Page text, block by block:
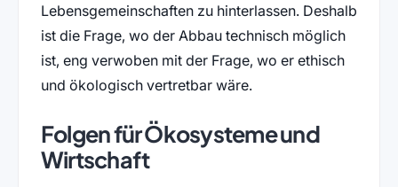
Lebensgemeinschaften zu hinterlassen. Deshalb
ist die Frage, wo der Abbau technisch möglich
ist, eng verwoben mit der Frage, wo er ethisch
und ökologisch vertretbar wäre.
Folgen für Ökosysteme und
Wirtschaft